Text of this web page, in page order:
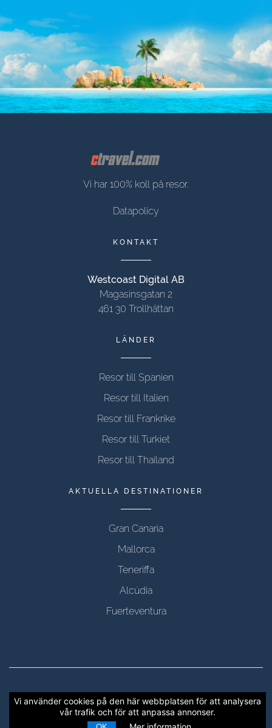
Vi använder cookies på den här webbplatsen för att analysera
vår trafik och för att anpassa annonser.
Vi har 100% koll på resor.
Datapolicy
KONTAKT
Westcoast Digital AB
Magasinsgatan 2
461 30 Trollhättan
LÄNDER
Resor till Spanien
Resor till Italien
Resor till Frankrike
Resor till Turkiet
Resor till Thailand
AKTUELLA DESTINATIONER
Gran Canaria
Mallorca
Teneriffa
Alcúdia
Fuerteventura
Copyright © 2012 - 2026 CTRAVEL, alla rättigheter
reserverade